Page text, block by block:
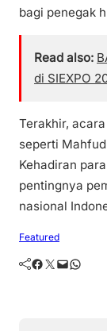
bagi penegak
Read also:
di SIEXPO
Terakhir,
seperti
Kehadiran
pentingnya
nasional
Featured
Facebook Twitter Mail WhatsApp